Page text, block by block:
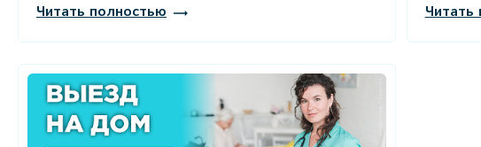
Читать полностью Читать